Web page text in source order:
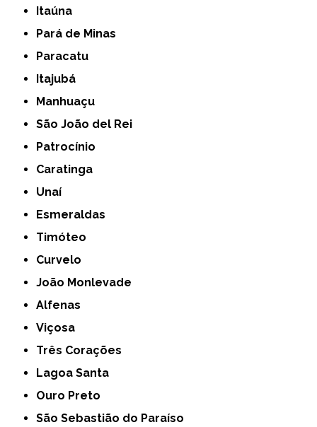
Itaúna
Pará de Minas
Paracatu
Itajubá
Manhuaçu
São João del Rei
Patrocínio
Caratinga
Unaí
Esmeraldas
Timóteo
Curvelo
João Monlevade
Alfenas
Viçosa
Três Corações
Lagoa Santa
Ouro Preto
São Sebastião do Paraíso